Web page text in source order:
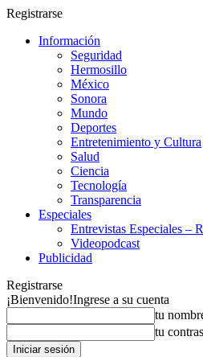
Registrarse
Información
Seguridad
Hermosillo
México
Sonora
Mundo
Deportes
Entretenimiento y Cultura
Salud
Ciencia
Tecnología
Transparencia
Especiales
Entrevistas Especiales –
Videopodcast
Publicidad
Registrarse
¡Bienvenido!Ingrese a su cuenta
tu
tu